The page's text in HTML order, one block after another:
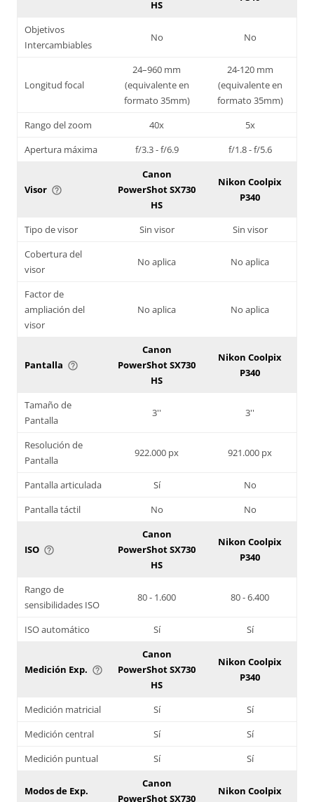
HS
Objetivos
Intercambiables
No No
Longitud focal
24–960 mm
(equivalente en
formato 35mm)
24-120 mm
(equivalente en
formato 35mm)
Rango del zoom
40x
5x
Apertura máxima
f/3.3 - f/6.9 f/1.8 - f/5.6
Visor help_outline
Canon
PowerShot SX730
HS
Nikon Coolpix
P340
Tipo de visor Sin visor
Sin visor
Cobertura del
visor
No aplica No aplica
Factor de
ampliación del
visor
No aplica No aplica
Pantalla help_outline
Canon
PowerShot SX730
HS
Nikon Coolpix
P340
Tamaño de
Pantalla
3'' 3''
Resolución de
Pantalla
922.000 px 921.000 px
Pantalla articulada Sí
No
Pantalla táctil
No No
ISO help_outline
Canon
PowerShot SX730
HS
Nikon Coolpix
P340
Rango de
sensibilidades ISO
80 - 1.600 80 - 6.400
ISO automático Sí Sí
Medición Exp. help_outline
Canon
PowerShot SX730
HS
Nikon Coolpix
P340
Medición matricial Sí
Sí
Medición central
Sí
Sí
Medición puntual
Sí Sí
Modos de Exp.
Canon
PowerShot SX730
Nikon Coolpix